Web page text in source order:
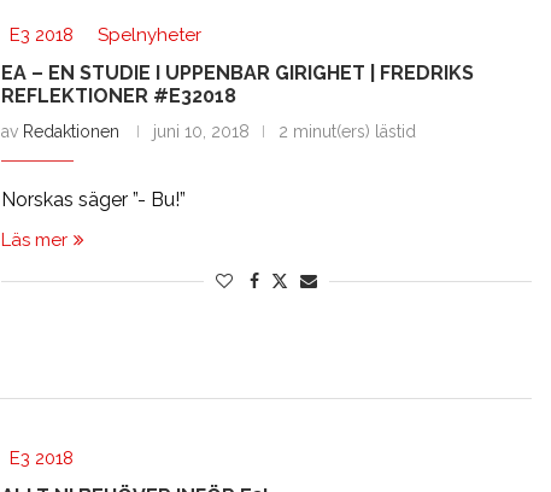
E3 2018 Spelnyheter
EA – EN STUDIE I UPPENBAR GIRIGHET | FREDRIKS
REFLEKTIONER #E32018
av Redaktionen juni 10, 2018 2 minut(ers) lästid
Norskas säger ”- Bu!”
Läs mer
E3 2018